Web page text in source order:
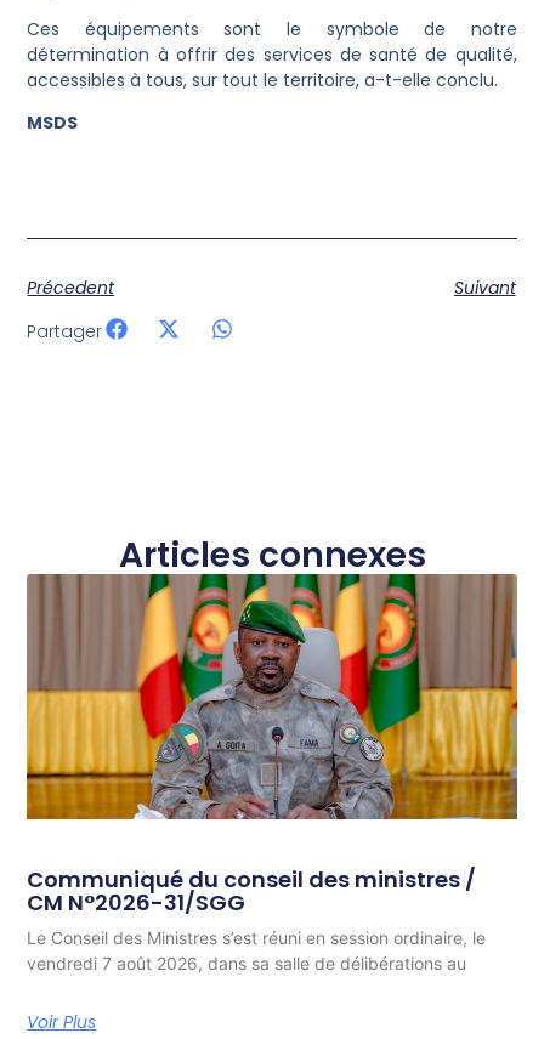
Ces équipements sont le symbole de notre
détermination à offrir des services de santé de qualité,
accessibles à tous, sur tout le territoire, a-t-elle conclu.
MSDS
Précedent
Suivant
Partager
Articles connexes
Communiqué du conseil des ministres /
CM N°2026-31/SGG
Le Conseil des Ministres s’est réuni en session ordinaire, le
vendredi 7 août 2026, dans sa salle de délibérations au
Voir Plus